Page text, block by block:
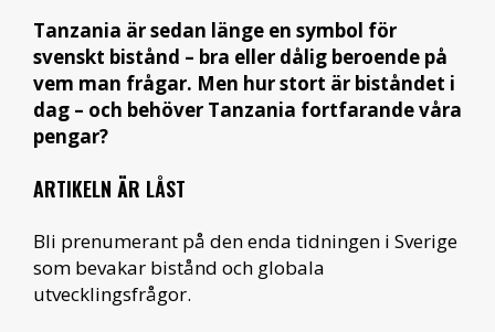
Tanzania är sedan länge en symbol för
svenskt bistånd – bra eller dålig beroende på
vem man frågar. Men hur stort är biståndet i
dag – och behöver Tanzania fortfarande våra
pengar?
ARTIKELN ÄR LÅST
Bli prenumerant på den enda tidningen i Sverige
som bevakar bistånd och globala
utvecklingsfrågor.